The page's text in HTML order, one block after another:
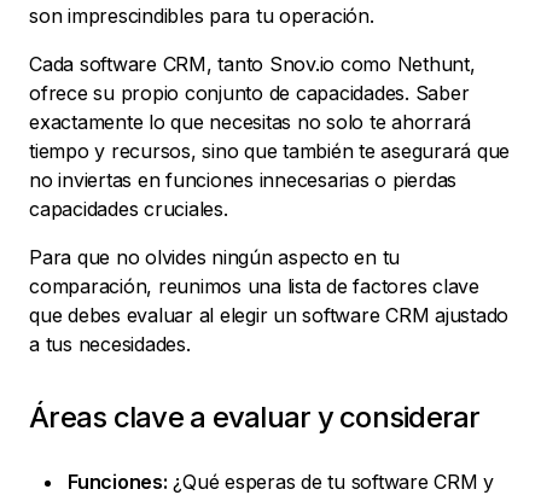
son imprescindibles para tu operación.
Cada software CRM, tanto Snov.io como Nethunt,
ofrece su propio conjunto de capacidades. Saber
exactamente lo que necesitas no solo te ahorrará
tiempo y recursos, sino que también te asegurará que
no inviertas en funciones innecesarias o pierdas
capacidades cruciales.
Para que no olvides ningún aspecto en tu
comparación, reunimos una lista de factores clave
que debes evaluar al elegir un software CRM ajustado
a tus necesidades.
Áreas clave a evaluar y considerar
Funciones: ¿Qué esperas de tu software CRM y